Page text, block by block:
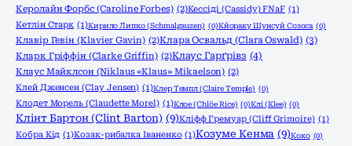
Керолайн Форбс (Caroline Forbes) (2)Кессіді (Cassidy) FNaF (1)
Кетлін Старк (1)Кирило Липко (Schmalgauzen) (0)Кйораку Шунсуй Созоса (0)
Клавір Гевін (Klavier Gavin) (2)Клара Освальд (Clara Oswald) (3)
Кларк Гріффін (Clarke Griffin) (2)Клаус Гарґрівз (4)
Клаус Майклсон (Niklaus «Klaus» Mikaelson) (2)
Клей Дженсен (Clay Jensen) (1)Клер Темпл (Claire Temple) (0)
Клодет Морель (Claudette Morel) (1)Клое (Chlöe Rice) (0)Клі (Klee) (0)
Клінт Бартон (Clint Barton) (9)Кліфф Гремуар (Cliff Grimoire) (1)
Кобра Кід (1)Козак-рибалка Іваненко (1)Козуме Кенма (9)Коко (0)